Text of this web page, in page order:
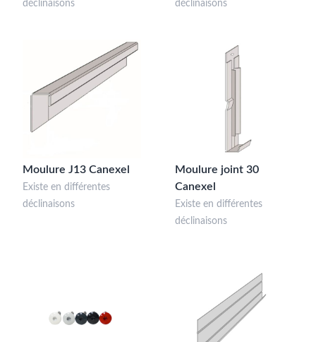
déclinaisons
déclinaisons
Moulure J13 Canexel
Existe en différentes
déclinaisons
Moulure joint 30
Canexel
Existe en différentes
déclinaisons